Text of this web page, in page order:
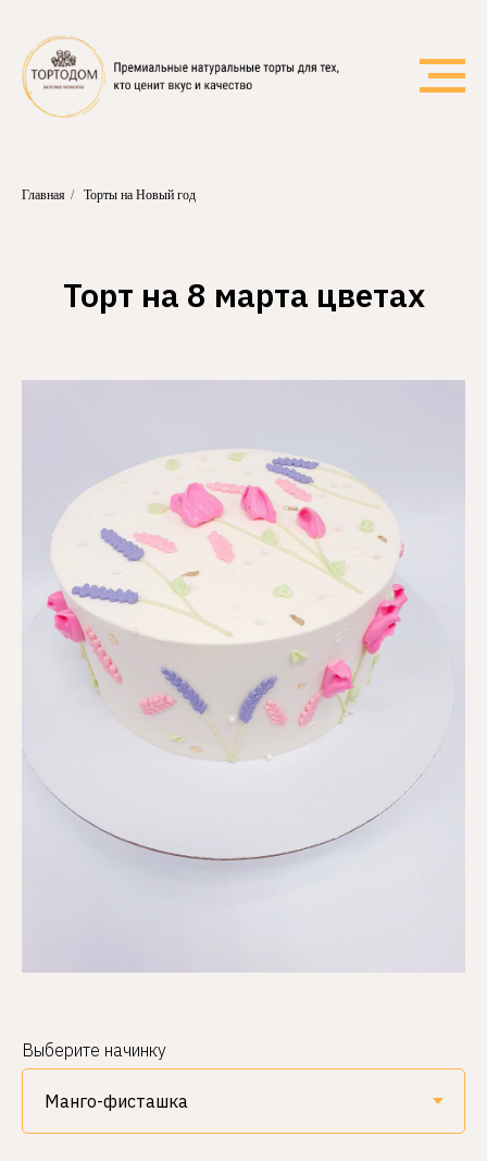
Главная / Торты на Новый год
Торт на 8 марта цветах
Выберите начинку